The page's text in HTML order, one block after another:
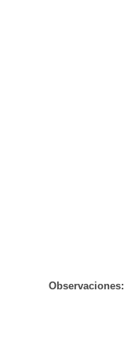
Observaciones: